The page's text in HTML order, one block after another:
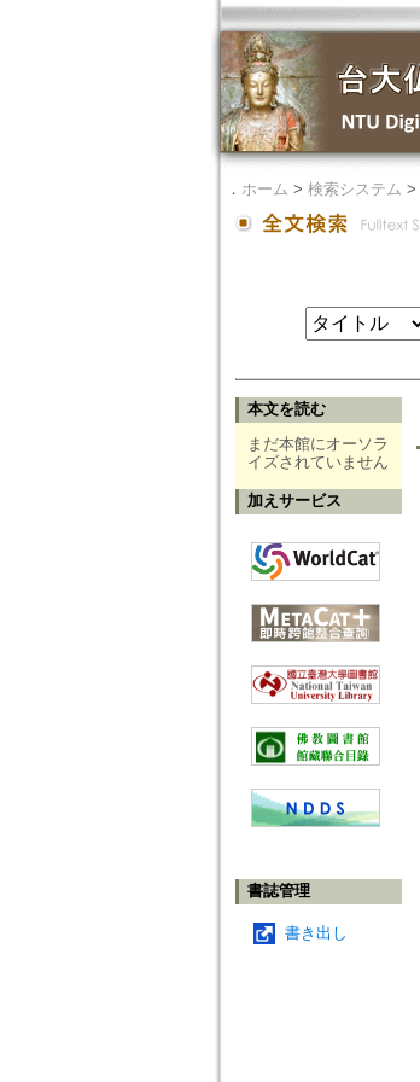
． ホーム > 検索システム >
本文を読む
まだ本館にオーソラ
イズされていません
加えサービス
書誌管理
書き出し